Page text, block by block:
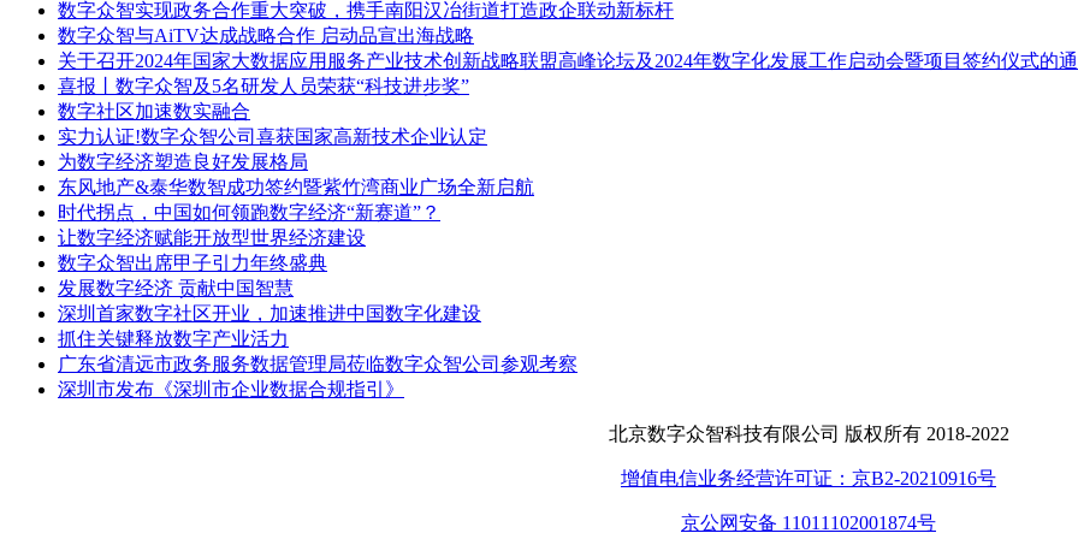
数字众智实现政务合作重大突破，携手南阳汉冶街道打造政企联动新标杆
数字众智与AiTV达成战略合作 启动品宣出海战略
关于召开2024年国家大数据应用服务产业技术创新战略联盟高峰论坛及2024年数字化发展工作启动会暨项目签约仪式的
喜报丨数字众智及5名研发人员荣获“科技进步奖”
数字社区加速数实融合
实力认证!数字众智公司喜获国家高新技术企业认定
为数字经济塑造良好发展格局
东风地产&泰华数智成功签约暨紫竹湾商业广场全新启航
时代拐点，中国如何领跑数字经济“新赛道”？
让数字经济赋能开放型世界经济建设
数字众智出席甲子引力年终盛典
发展数字经济 贡献中国智慧
深圳首家数字社区开业，加速推进中国数字化建设
抓住关键释放数字产业活力
广东省清远市政务服务数据管理局莅临数字众智公司参观考察
深圳市发布《深圳市企业数据合规指引》
北京数字众智科技有限公司 版权所有 2018-2022
增值电信业务经营许可证：京B2-20210916号
京公网安备 11011102001874号